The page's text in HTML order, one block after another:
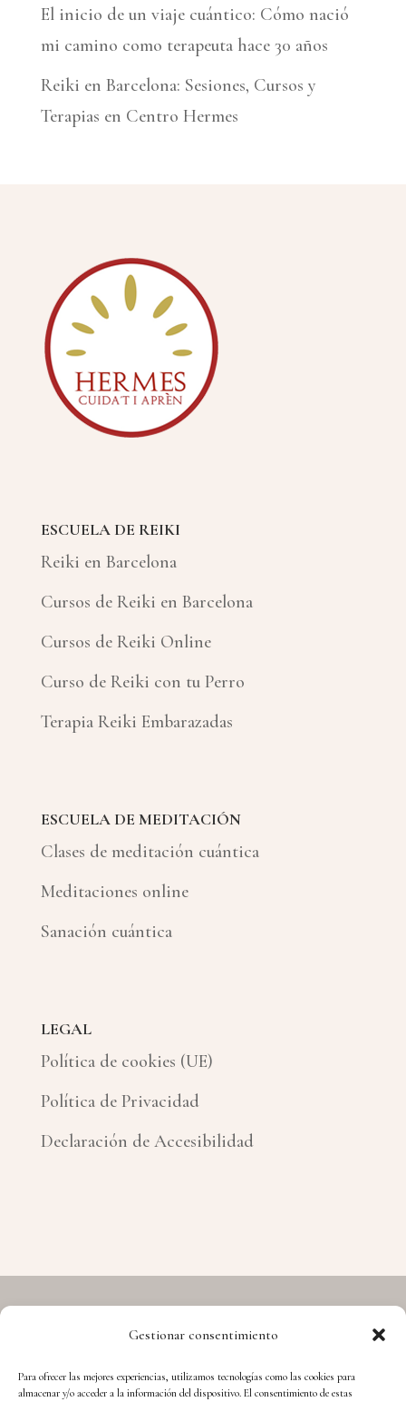
Gestionar consentimiento
Para ofrecer las mejores experiencias, utilizamos tecnologías como las cookies para
almacenar y/o acceder a la información del dispositivo. El consentimiento de estas
El inicio de un viaje cuántico: Cómo nació
mi camino como terapeuta hace 30 años
Reiki en Barcelona: Sesiones, Cursos y
Terapias en Centro Hermes
ESCUELA DE REIKI
Reiki en Barcelona
Cursos de Reiki en Barcelona
Cursos de Reiki Online
Curso de Reiki con tu Perro
Terapia Reiki Embarazadas
ESCUELA DE MEDITACIÓN
Clases de meditación cuántica
Meditaciones online
Sanación cuántica
LEGAL
Política de cookies (UE)
Política de Privacidad
Declaración de Accesibilidad